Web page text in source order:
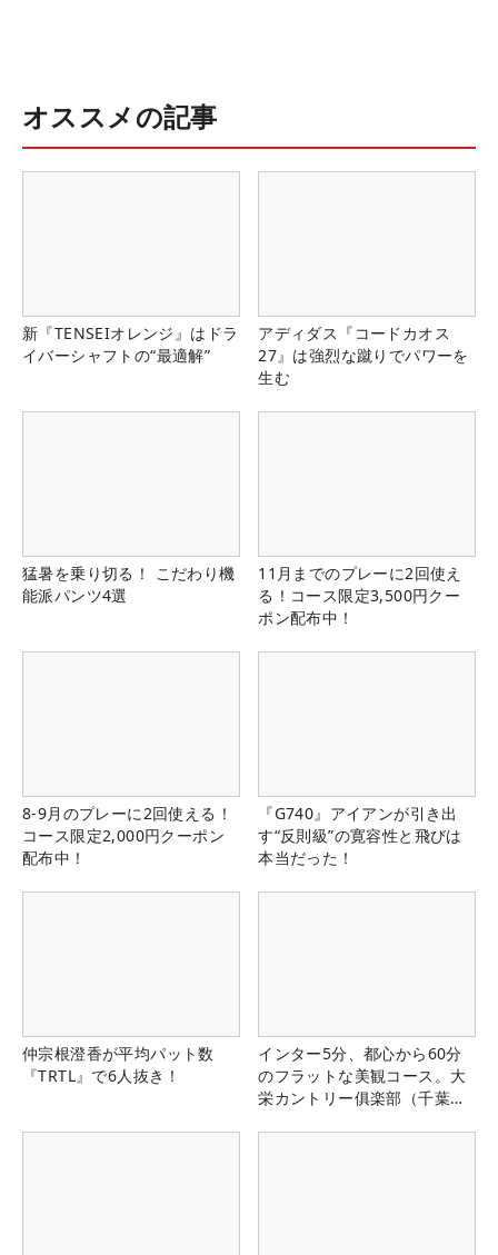
オススメの記事
新『TENSEIオレンジ』はドラ
イバーシャフトの“最適解”
アディダス『コードカオス
27』は強烈な蹴りでパワーを
生む
猛暑を乗り切る！ こだわり機
能派パンツ4選
11月までのプレーに2回使え
る！コース限定3,500円クー
ポン配布中！
8-9月のプレーに2回使える！
コース限定2,000円クーポン
配布中！
『G740』アイアンが引き出
す“反則級”の寛容性と飛びは
本当だった！
仲宗根澄香が平均パット数
『TRTL』で6人抜き！
インター5分、都心から60分
のフラットな美観コース。大
栄カントリー俱楽部（千葉